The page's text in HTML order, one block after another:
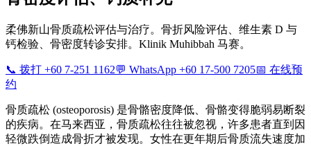
柔佛新山骨质疏松评估与治疗。骨折风险评估、维生素 D 与
钙检验、骨密度转诊安排。Klinik Muhibbah 马赛。
📞 拨打 +60 7-251 1162💬 WhatsApp +60 17-500 7205📅 在线预
约
骨质疏松 (osteoporosis) 是骨骼密度降低、骨骼变得脆弱易断裂
的疾病。在马来西亚，骨质疏松往往被忽视，许多患者直到因
轻微跌倒造成骨折才被发现。女性在更年期后骨质流失速度加